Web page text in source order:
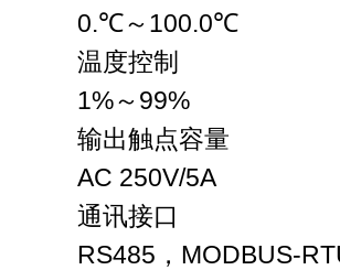
0.℃～100.0℃
温度控制
1%～99%
输出触点容量
AC 250V/5A
通讯接口
RS485，MODBUS-